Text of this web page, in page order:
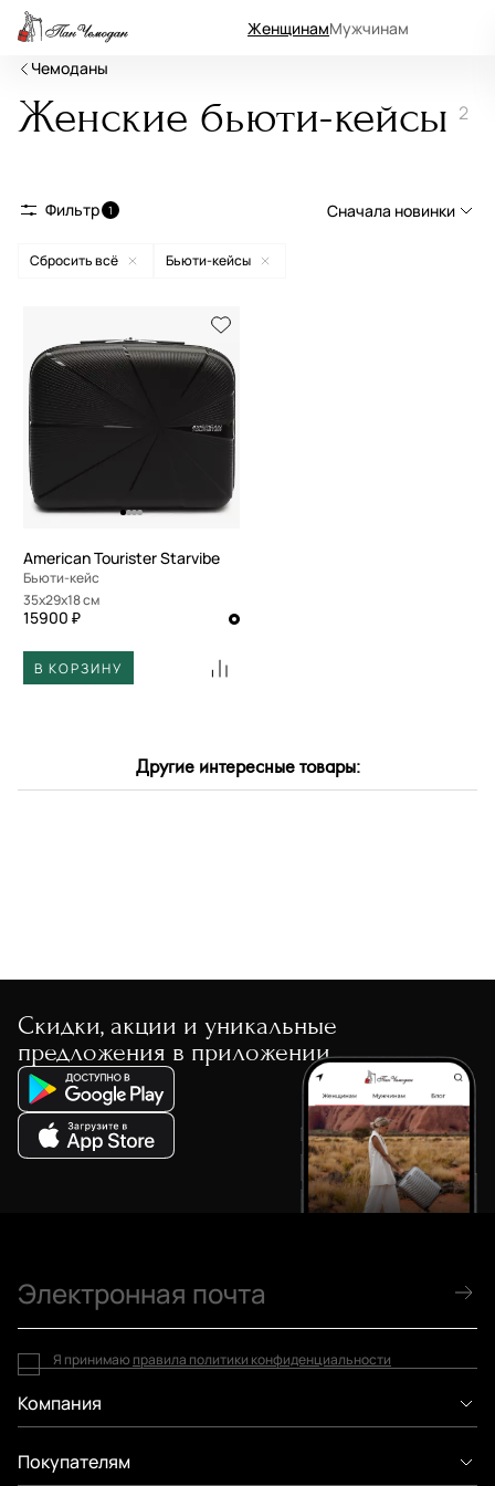
ЖенщинамМужчинам
Чемоданы
Женские бьюти-кейсы 2
Фильтр 1 Сначала новинки
Сбросить всё Бьюти-кейсы
American Tourister Starvibe
Бьюти-кейс
35x29x18 см
15900 ₽
В КОРЗИНУ
Другие интересные товары:
Скидки, акции и уникальные
предложения в приложении
Компания
Покупателям
Я принимаю правила политики конфиденциальности